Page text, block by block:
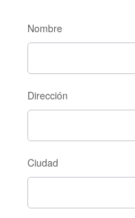
Reservas
Nombre
Dirección
Ciudad